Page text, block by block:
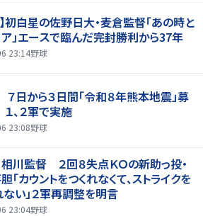
初白星の佐野日大・麦倉監督「あの時と
」エースで臨んだ完封勝利から37年
23:14野球
７日から３日間「令和８年熊本地震」募
、２軍で実施
23:08野球
相川監督 ２回８失点ＫＯの新助っ投・
「カウントをつくれなくて、ストライクを
い」２軍再調整を明言
23:04野球